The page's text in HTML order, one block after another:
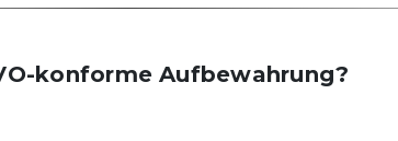
konforme Aufbewahrung?